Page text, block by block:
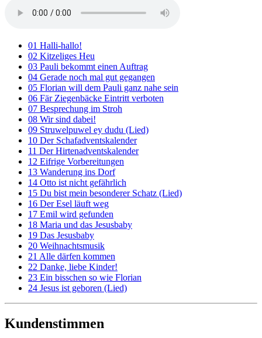
01 Halli-hallo!
02 Kitzeliges Heu
03 Pauli bekommt einen Auftrag
04 Gerade noch mal gut gegangen
05 Florian will dem Pauli ganz nahe sein
06 Fär Ziegenbäcke Eintritt verboten
07 Besprechung im Stroh
08 Wir sind dabei!
09 Struwelpuwel ey dudu (Lied)
10 Der Schafadventskalender
11 Der Hirtenadventskalender
12 Eifrige Vorbereitungen
13 Wanderung ins Dorf
14 Otto ist nicht gefährlich
15 Du bist mein besonderer Schatz (Lied)
16 Der Esel läuft weg
17 Emil wird gefunden
18 Maria und das Jesusbaby
19 Das Jesusbaby
20 Weihnachtsmusik
21 Alle därfen kommen
22 Danke, liebe Kinder!
23 Ein bisschen so wie Florian
24 Jesus ist geboren (Lied)
Kundenstimmen